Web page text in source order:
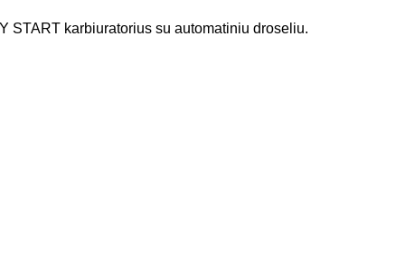
START karbiuratorius su automatiniu droseliu.